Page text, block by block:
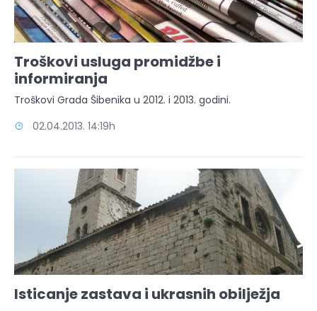
Troškovi usluga promidžbe i
informiranja
Troškovi Grada Šibenika u 2012. i 2013. godini.
02.04.2013. 14:19h
Isticanje zastava i ukrasnih obilježja